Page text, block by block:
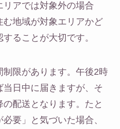
リアでは対象外の場合
む地域が対象エリアかど
ることが大切です。
制限があります。午後2時
日中に届きますが、そ
配送となります。たと
要」と気づいた場合、